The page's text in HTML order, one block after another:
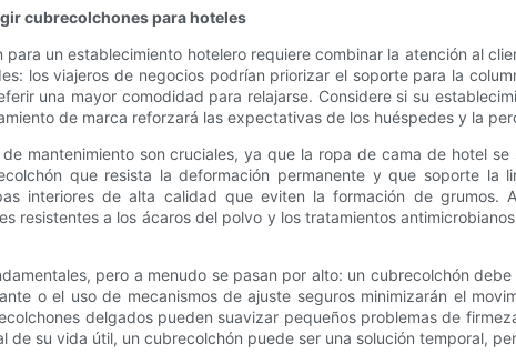
cubrecolchones para hoteles
para un establecimiento hotelero requiere combinar la atención al
los viajeros de negocios podrían priorizar el soporte para la
una mayor comodidad para relajarse. Considere si su
de marca reforzará las expectativas de los huéspedes y la
mantenimiento son cruciales, ya que la ropa de cama de hotel
que resista la deformación permanente y que soporte
interiores de alta calidad que eviten la formación de
resistentes a los ácaros del polvo y los tratamientos
pero a menudo se pasan por alto: un cubrecolchón
o el uso de mecanismos de ajuste seguros minimizarán el
delgados pueden suavizar pequeños problemas de
de su vida útil, un cubrecolchón puede ser una solución temporal,